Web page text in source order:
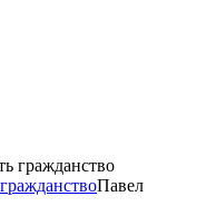
Павел